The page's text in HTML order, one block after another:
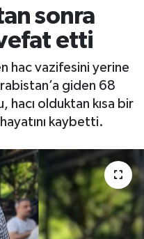
sonra
etti
hac vazifesini yerine
giden 68
hacı olduktan kısa bir
kaybetti.